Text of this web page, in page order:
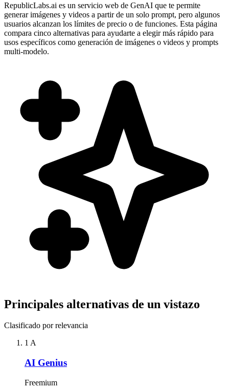
RepublicLabs.ai es un servicio web de GenAI que te permite
generar imágenes y videos a partir de un solo prompt, pero algunos
usuarios alcanzan los límites de precio o de funciones. Esta página
compara cinco alternativas para ayudarte a elegir más rápido para
usos específicos como generación de imágenes o videos y prompts
multi-modelo.
Principales alternativas de un vistazo
Clasificado por relevancia
1 A
AI Genius
Freemium